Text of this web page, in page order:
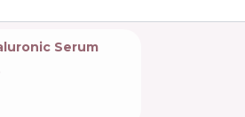
Serum